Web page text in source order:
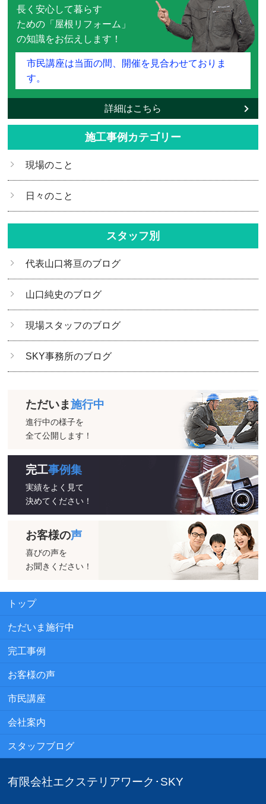
長く安心して暮らす
ための「屋根リフォーム」
の知識をお伝えします！
市民講座は当面の間、開催を見合わせておりま
す。
詳細はこちら
施工事例カテゴリー
現場のこと
日々のこと
スタッフ別
代表山口将亘のブログ
山口純史のブログ
現場スタッフのブログ
SKY事務所のブログ
ただいま施行中
進行中の様子を
全て公開します！
完工事例集
実績をよく見て
決めてください！
お客様の声
喜びの声を
お聞きください！
トップ
ただいま施行中
完工事例
お客様の声
市民講座
会社案内
スタッフブログ
有限会社エクステリアワーク･SKY